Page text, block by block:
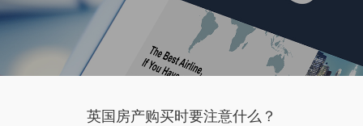
英国房产购买时要注意什么？